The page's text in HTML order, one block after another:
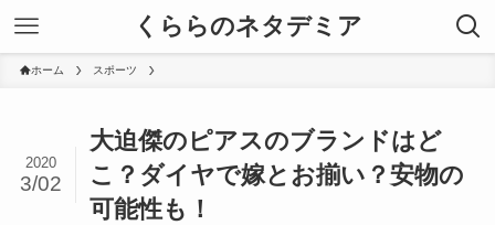
くららのネタデミア
ホーム スポーツ
大迫傑のピアスのブランドはど
こ？ダイヤで嫁とお揃い？安物の
可能性も！
2020
3/02